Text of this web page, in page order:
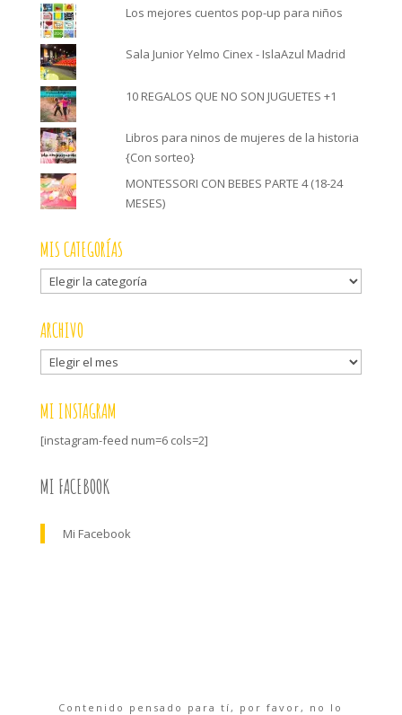
Los mejores cuentos pop-up para niños
Sala Junior Yelmo Cinex - IslaAzul Madrid
10 REGALOS QUE NO SON JUGUETES +1
Libros para ninos de mujeres de la historia
{Con sorteo}
MONTESSORI CON BEBES PARTE 4 (18-24
MESES)
MIS CATEGORÍAS
Mis
categorías
ARCHIVO
Archivo
MI INSTAGRAM
[instagram-feed num=6 cols=2]
MI FACEBOOK
Mi Facebook
Contenido pensado para tí, por favor, no lo